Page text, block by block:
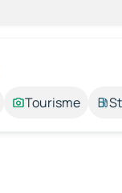
Tourisme